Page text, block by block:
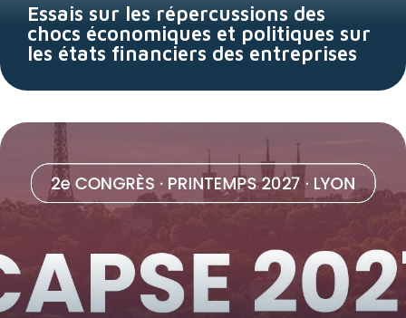
Essais sur les répercussions des
chocs économiques et politiques sur
les états financiers des entreprises